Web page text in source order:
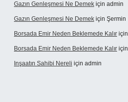
Gazın Genleşmesi Ne Demek için admin
Gazın Genleşmesi Ne Demek için Şermin
Borsada Emir Neden Beklemede Kalır için
Borsada Emir Neden Beklemede Kalır için
Inşaatın Sahibi Nereli için admin